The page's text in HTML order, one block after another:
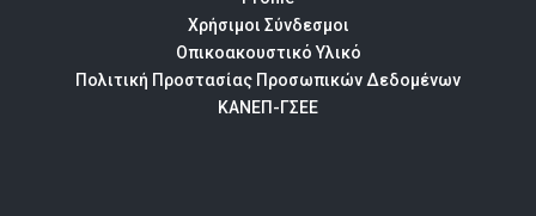
Χρήσιμοι Σύνδεσμοι
Οπικοακουστικό Υλικό
Πολιτική Προστασίας Προσωπικών Δεδομένων
ΚΑΝΕΠ-ΓΣΕΕ